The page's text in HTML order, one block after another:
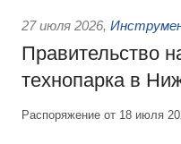
27 июля 2026,
Правительство
технопарка в
Распоряжение от 18 июля